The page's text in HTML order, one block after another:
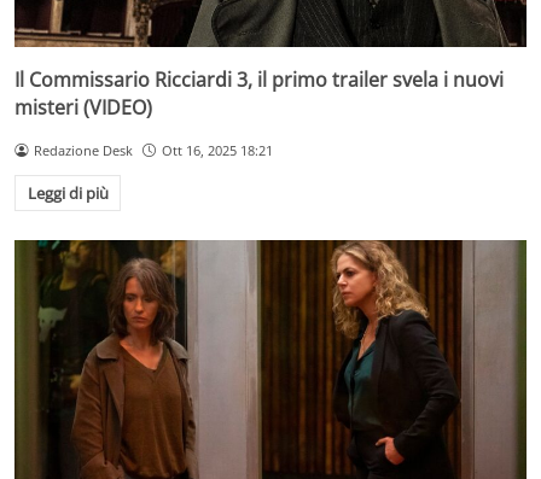
Il Commissario Ricciardi 3, il primo trailer svela i nuovi
misteri (VIDEO)
Redazione Desk Ott 16, 2025 18:21
Leggi di più